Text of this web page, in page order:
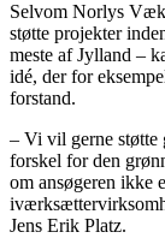
Selvom Norlys
støtte projekter
meste af Jylland –
idé, der for
forstand.
– Vi vil gerne støtte
forskel for den
om ansøgeren ikke
Jens Erik Platz.